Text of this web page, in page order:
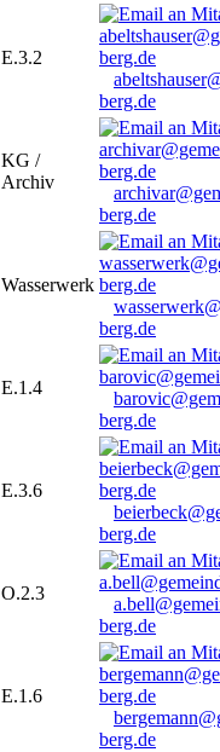
E.3.2
berg.de
KG /
Archiv
berg.de
Wasserwerk
berg.de
E.1.4
berg.de
E.3.6
berg.de
O.2.3
berg.de
E.1.6
berg.de